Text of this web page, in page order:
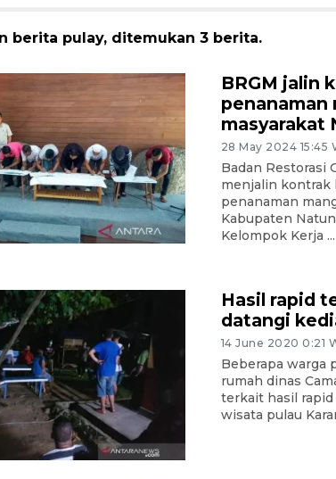
berita pulay, ditemukan 3 berita.
BRGM jalin
penanaman
masyarakat
28 May 2024 15:45
Badan Restorasi
menjalin kontrak
penanaman
Kabupaten
Kelompok Kerja ...
Hasil rapid
datangi
14 June 2020 0:21
Beberapa warga
rumah dinas
terkait hasil
wisata pulau